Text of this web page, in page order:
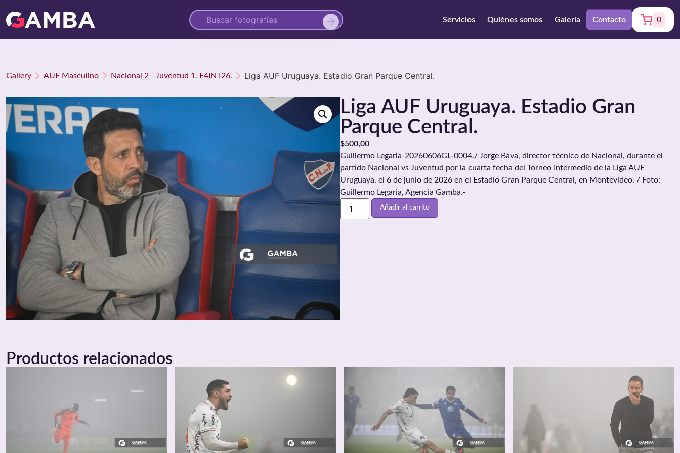
Servicios Quiénes somos Galería Contacto 0
Gallery AUF Masculino Nacional 2 - Juventud 1. F4INT26. Liga AUF Uruguaya. Estadio Gran Parque Central.
Liga AUF Uruguaya. Estadio Gran
Parque Central.
$500,00
Guillermo Legaria-20260606GL-0004./ Jorge Bava, director técnico de Nacional, durante el
partido Nacional vs Juventud por la cuarta fecha del Torneo Intermedio de la Liga AUF
Uruguaya, el 6 de junio de 2026 en el Estadio Gran Parque Central, en Montevideo. / Foto:
Guillermo Legaria, Agencia Gamba.-
Añadir al carrito
Productos relacionados